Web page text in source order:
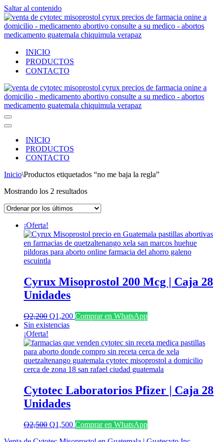
Saltar al contenido
INICIO
PRODUCTOS
CONTACTO
Menú
de
Menú
navegación
INICIO
PRODUCTOS
CONTACTO
Inicio\Productos etiquetados “no me baja la regla”
Mostrando los 2 resultadosOrdenado
los
¡Oferta!
Cyrux Misoprostol 200 Mcg | Caja 28
Unidades
Q2,200 El
precio
era:
Q2,200.
Q1,200El
es:
Q1,200.
Comprar en WhatsApp
Sin existencias
¡Oferta!
Cytotec Laboratorios Pfizer | Caja 28
Unidades
Q2,500 El
Q1,500ElComprar en WhatsApp